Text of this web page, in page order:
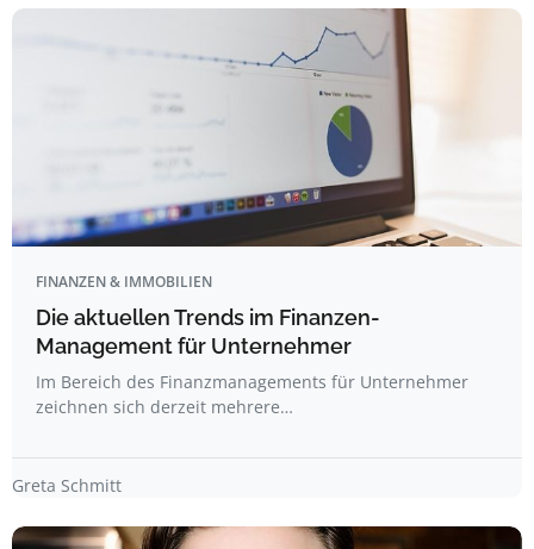
FINANZEN & IMMOBILIEN
Die aktuellen Trends im Finanzen-
Management für Unternehmer
Im Bereich des Finanzmanagements für Unternehmer
zeichnen sich derzeit mehrere…
Greta Schmitt